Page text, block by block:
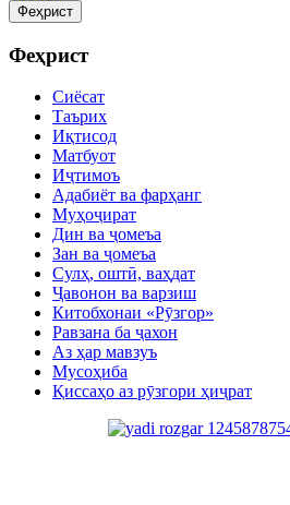
Феҳрист
Феҳрист
Сиёсат
Таърих
Иқтисод
Матбуот
Иҷтимоъ
Адабиёт ва фарҳанг
Муҳоҷират
Дин ва ҷомеъа
Зан ва ҷомеъа
Сулҳ, оштӣ, ваҳдат
Ҷавонон ва варзиш
Китобхонаи «Рӯзгор»
Равзана ба ҷахон
Аз ҳар мавзуъ
Мусоҳиба
Қиссаҳо аз рӯзгори ҳиҷрат